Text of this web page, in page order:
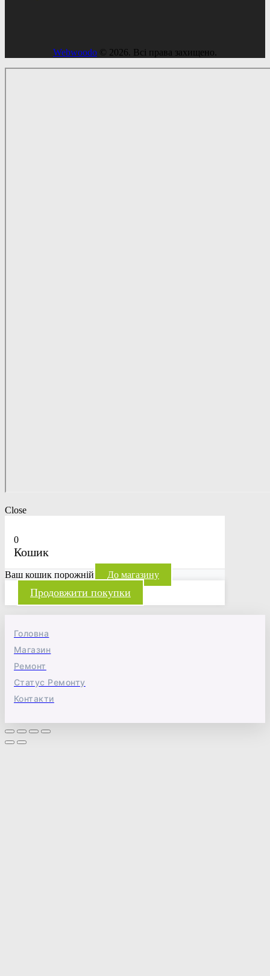
Webwoodo © 2026. Всі права захищено.
Close
0
Кошик
Ваш кошик порожній До магазину
Продовжити покупки
Головна
Магазин
Ремонт
Статус Ремонту
Контакти